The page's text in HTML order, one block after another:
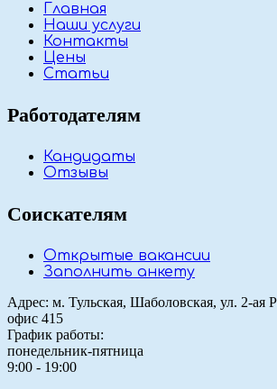
Главная
Наши услуги
Контакты
Цены
Статьи
Работодателям
Кандидаты
Отзывы
Соискателям
Открытые вакансии
Заполнить анкету
Адрес: м. Тульская, Шаболовская, ул. 2-ая
офис 415
График работы:
понедельник-пятница
9:00 - 19:00